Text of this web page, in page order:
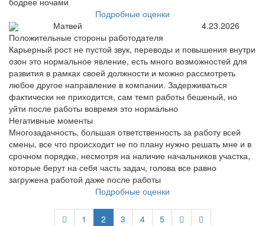
Подробные оценки
Матвей
4.23.2026
Положительные стороны работодателя
Карьерный рост не пустой звук, переводы и повышения внутри
озон это нормальное явление, есть много возможностей для
развития в рамках своей должности и можно рассмотреть
любое другое направление в компании. Задерживаться
фактически не приходится, сам темп работы бешеный, но
уйти после работы вовремя это нормально
Негативные моменты
Многозадачность, большая ответственность за работу всей
смены, все что происходит не по плану нужно решать мне и в
срочном порядке, несмотря на наличие начальников участка,
которые берут на себя часть задач, голова все равно
загружена работой даже после работы
Подробные оценки
1 2 3 4 5